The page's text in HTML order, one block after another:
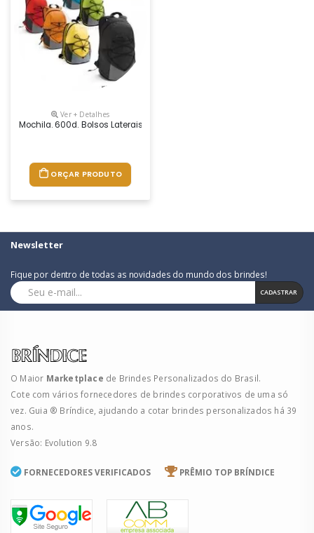
Ver + Detalhes
Mochila. 600d. Bolsos Laterais Em Tela E Bolso Interior. Parte Posterior
ORÇAR PRODUTO
Newsletter
Fique por dentro de todas as novidades do mundo dos brindes!
CADASTRAR
O Maior Marketplace de Brindes Personalizados do Brasil.
Cote com vários fornecedores de brindes corporativos de uma só
vez. Guia ® Bríndice, ajudando a cotar brindes personalizados há 39
anos.
Versão: Evolution 9.8
FORNECEDORES VERIFICADOS PRÊMIO TOP BRÍNDICE